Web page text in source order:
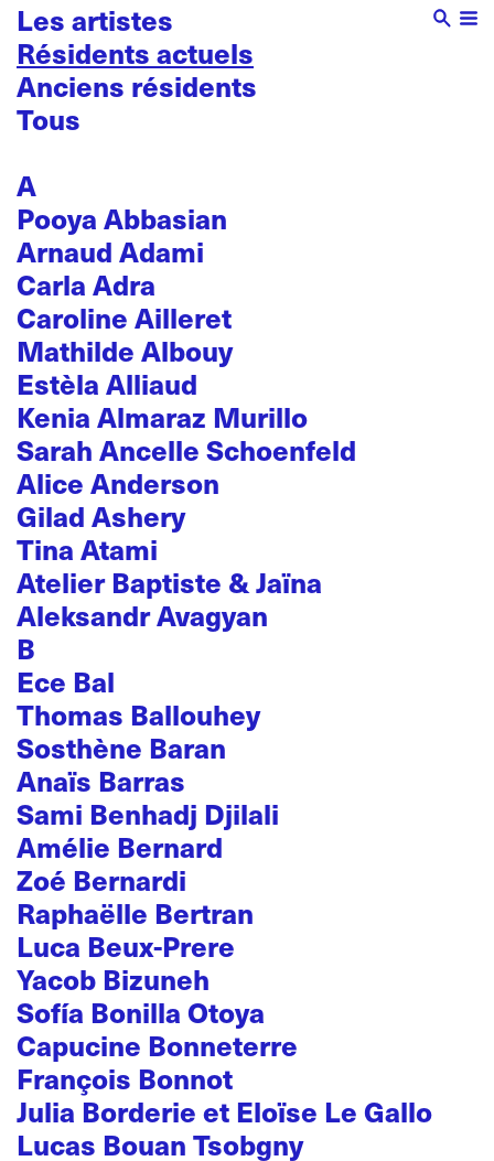
Les artistes
Résidents actuels
Anciens résidents
Tous
A
Pooya Abbasian
Arnaud Adami
Carla Adra
Caroline Ailleret
Mathilde Albouy
Estèla Alliaud
Kenia Almaraz Murillo
Sarah Ancelle Schoenfeld
Alice Anderson
Gilad Ashery
Tina Atami
Atelier Baptiste & Jaïna
Aleksandr Avagyan
B
Ece Bal
Thomas Ballouhey
Sosthène Baran
Anaïs Barras
Sami Benhadj Djilali
Amélie Bernard
Zoé Bernardi
Raphaëlle Bertran
Luca Beux-Prere
Yacob Bizuneh
Sofía Bonilla Otoya
Capucine Bonneterre
François Bonnot
Julia Borderie et Eloïse Le Gallo
Lucas Bouan Tsobgny